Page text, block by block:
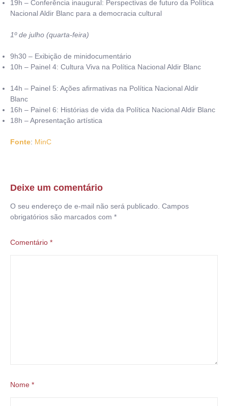
19h – Conferência inaugural: Perspectivas de futuro da Política
Nacional Aldir Blanc para a democracia cultural
1º de julho (quarta-feira)
9h30 – Exibição de minidocumentário
10h – Painel 4: Cultura Viva na Política Nacional Aldir Blanc
14h – Painel 5: Ações afirmativas na Política Nacional Aldir
Blanc
16h – Painel 6: Histórias de vida da Política Nacional Aldir Blanc
18h – Apresentação artística
Fonte: MinC
Deixe um comentário
O seu endereço de e-mail não será publicado. Campos
obrigatórios são marcados com *
Comentário *
Nome *